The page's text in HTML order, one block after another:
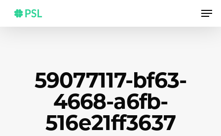
main
59077117-bf63-
4668-a6fb-
516e21ff3637